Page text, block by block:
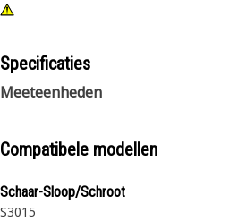
Specificaties
Meeteenheden
Compatibele modellen
Schaar-Sloop/Schroot
S3015